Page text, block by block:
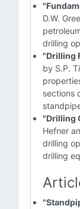
D.W.
drilling
"Drilling
by S.P.
sections
"Drilling
Hefner
drilling
drilling